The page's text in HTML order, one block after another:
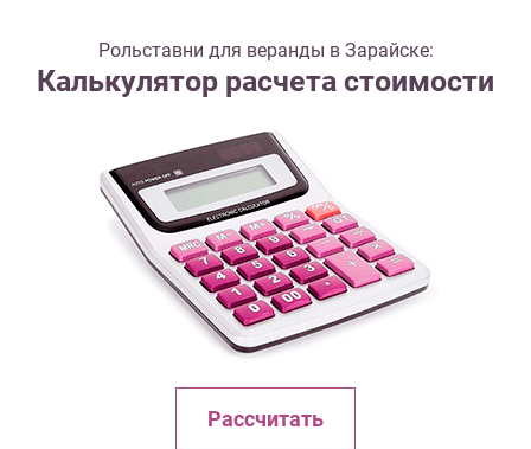
Рольставни для веранды в Зарайске:
Калькулятор расчета стоимости
Рассчитать